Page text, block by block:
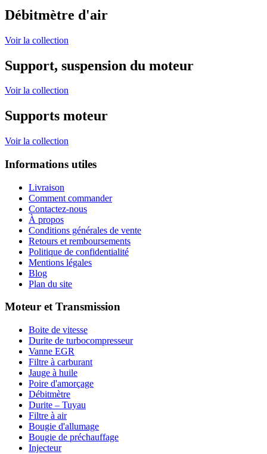
Débitmètre d'air
Voir la collection
Support, suspension du moteur
Voir la collection
Supports moteur
Voir la collection
Informations utiles
Livraison
Comment commander
Contactez-nous
À propos
Conditions générales de vente
Retours et remboursements
Politique de confidentialité
Mentions légales
Blog
Plan du site
Moteur et Transmission
Boite de vitesse
Durite de turbocompresseur
Vanne EGR
Filtre à carburant
Jauge à huile
Poire d'amorçage
Débitmètre
Durite – Tuyau
Filtre à air
Bougie d'allumage
Bougie de préchauffage
Injecteur